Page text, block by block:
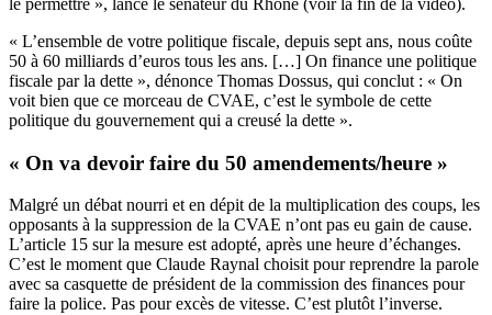
le permettre », lance le sénateur du Rhône (voir la fin de la vidéo).
« L’ensemble de votre politique fiscale, depuis sept ans, nous coûte
50 à 60 milliards d’euros tous les ans. […] On finance une politique
fiscale par la dette », dénonce Thomas Dossus, qui conclut : « On
voit bien que ce morceau de CVAE, c’est le symbole de cette
politique du gouvernement qui a creusé la dette ».
« On va devoir faire du 50 amendements/heure »
Malgré un débat nourri et en dépit de la multiplication des coups, les
opposants à la suppression de la CVAE n’ont pas eu gain de cause.
L’article 15 sur la mesure est adopté, après une heure d’échanges.
C’est le moment que Claude Raynal choisit pour reprendre la parole
avec sa casquette de président de la commission des finances pour
faire la police. Pas pour excès de vitesse. C’est plutôt l’inverse.